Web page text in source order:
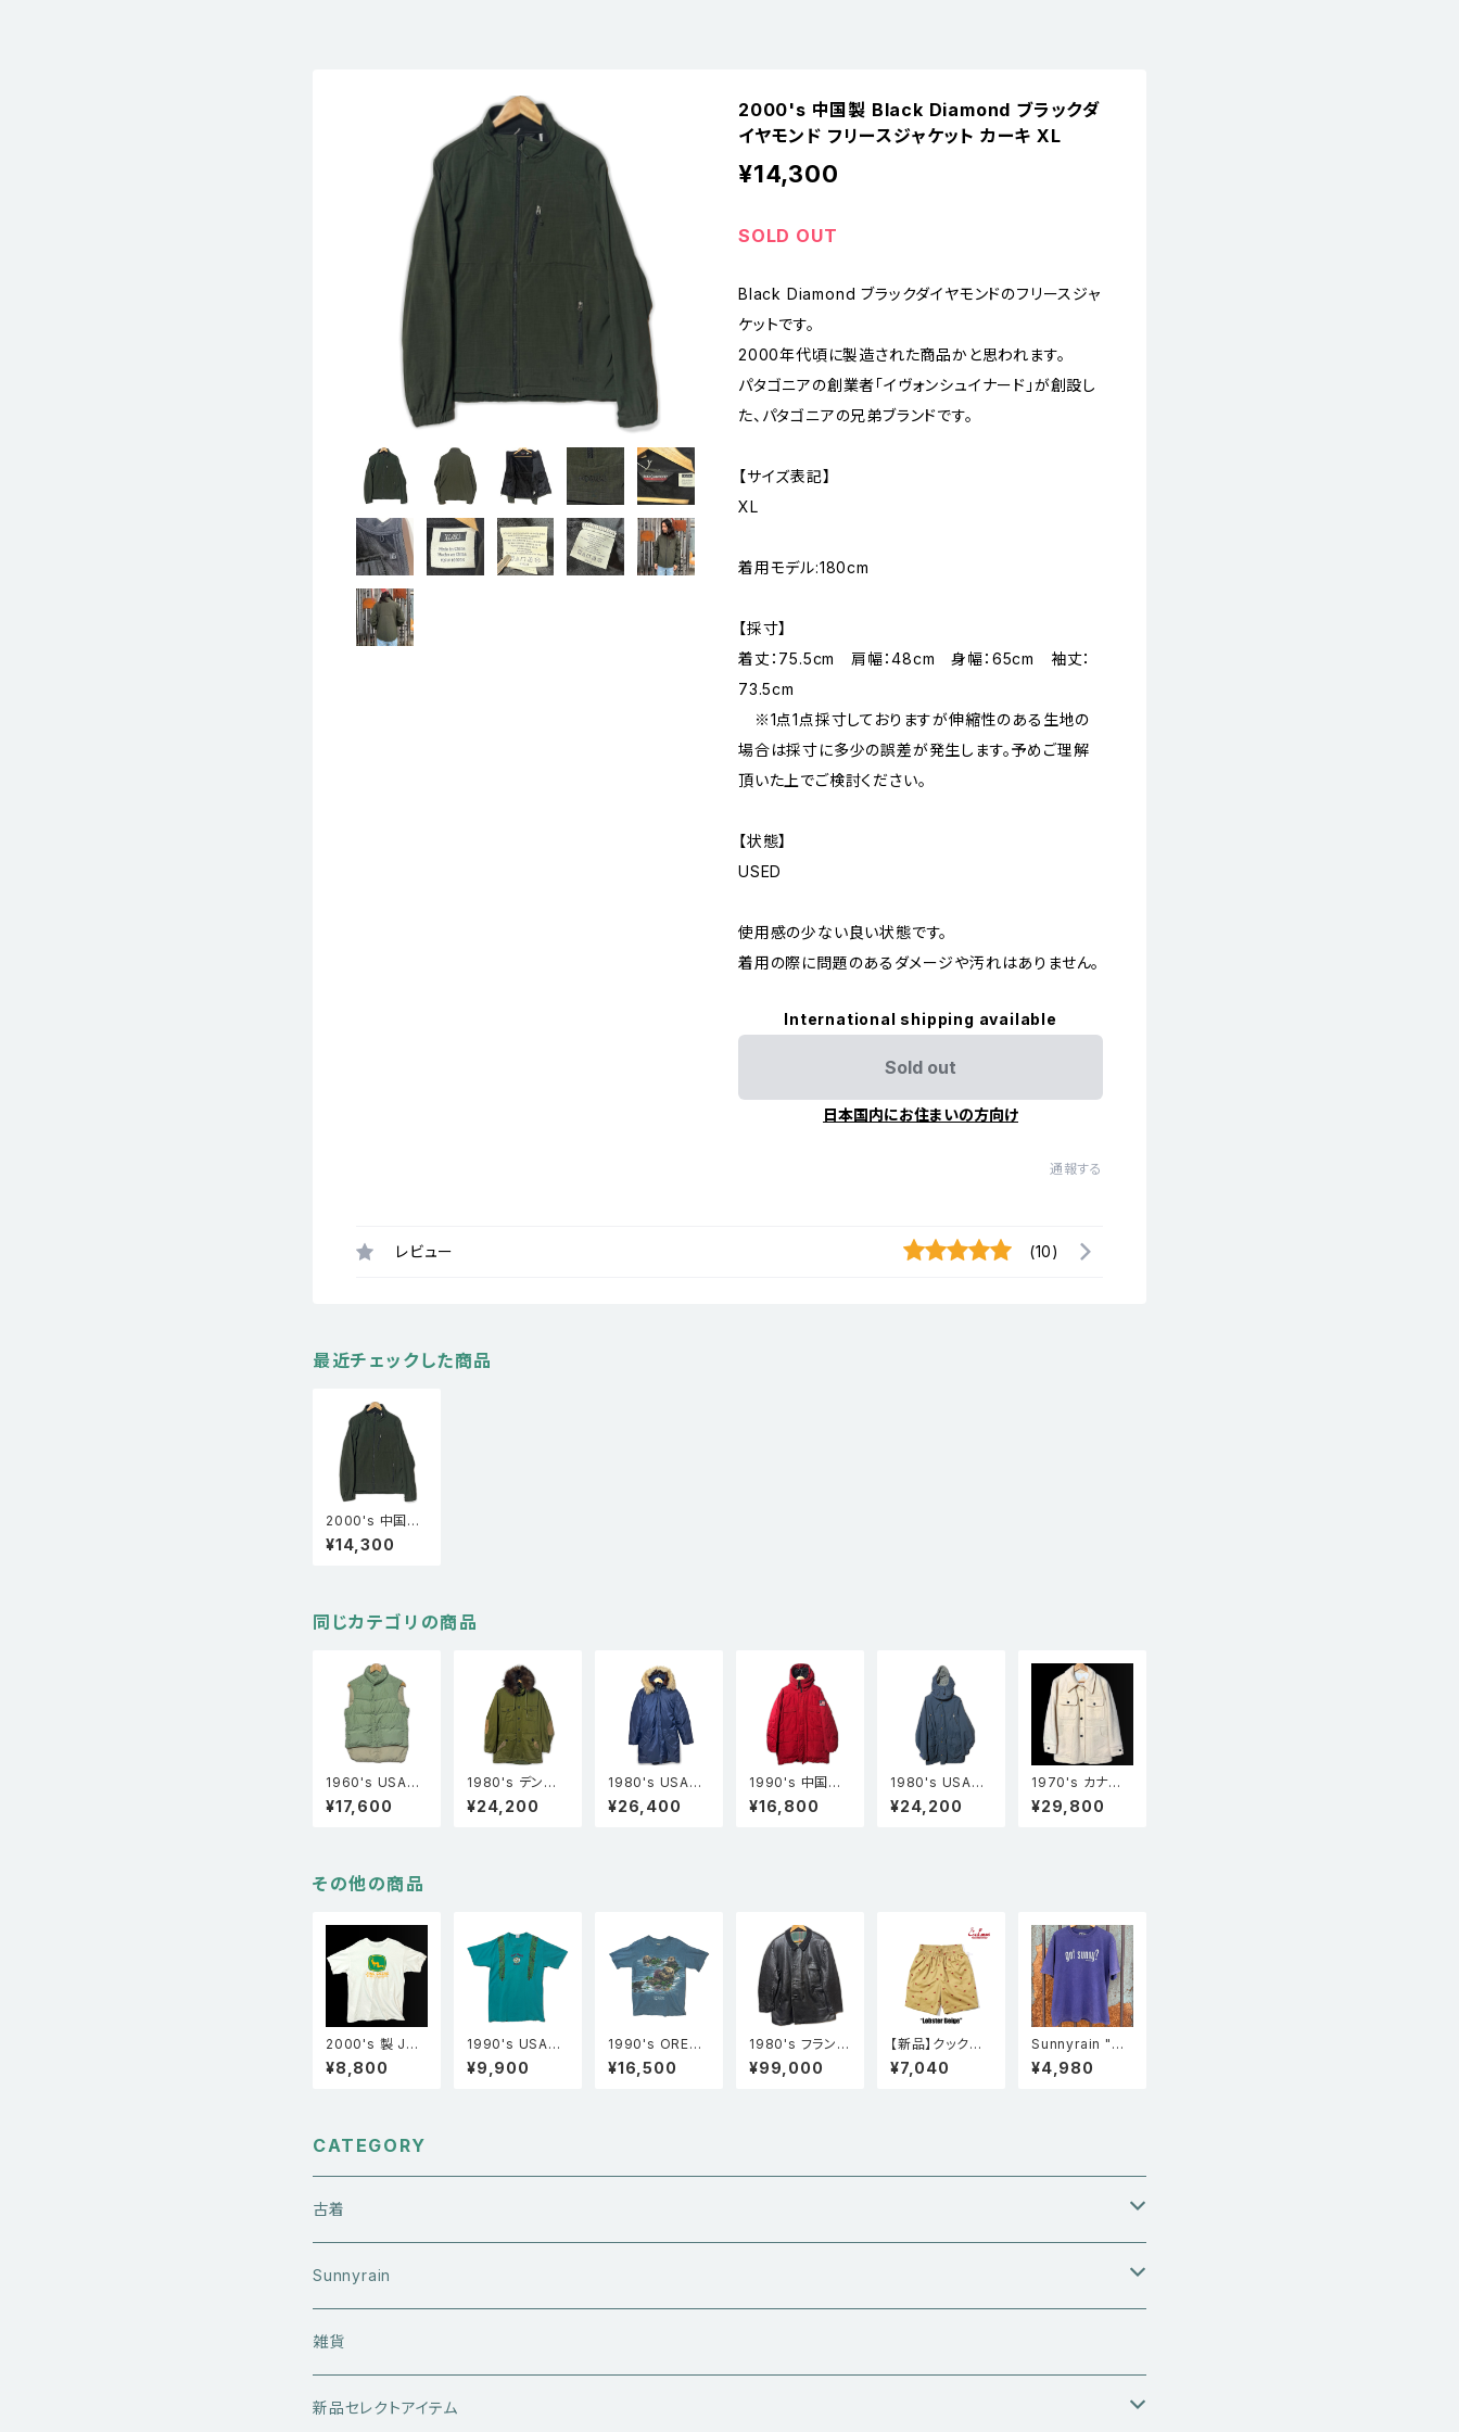
2000's 中国製 Black Diamond ブラックダ
イヤモンド フリースジャケット カーキ XL
¥14,300
SOLD OUT
Black Diamond ブラックダイヤモンドのフリースジャ
ケットです。
2000年代頃に製造された商品かと思われます。
パタゴニアの創業者「イヴォンシュイナード」が創設し
た、パタゴニアの兄弟ブランドです。
【サイズ表記】
XL
着用モデル:180cm
【採寸】
着丈：75.5cm 肩幅：48cm 身幅：65cm 袖丈：
73.5cm
※1点1点採寸しておりますが伸縮性のある生地の
場合は採寸に多少の誤差が発生します。予めご理解
頂いた上でご検討ください。
【状態】
USED
使用感の少ない良い状態です。
着用の際に問題のあるダメージや汚れはありません。
International shipping available
Sold out
日本国内にお住まいの方向け
通報する
レビュー (10)
最近チェックした商品
2000's 中国製
Black Diamon
d ブラックダイヤ
¥14,300
同じカテゴリの商品
1960's USA製
Comfy コンフィ
ー リバーシブル
¥17,600
1980's デンマ
ーク製 Bison リ
アルファー トレ
¥24,200
1980's USA製
Glacier Zone
コヨーテファー
¥26,400
1990's 中国製
POLO JEANS
ポロジーンズ ダ
¥16,800
1980's USA製
L.L.Bean エル
エルビーン MAI
¥24,200
1970's カナダ
製 HUDSON'S
BAY ハドソンズ
¥29,800
その他の商品
2000's 製 JAN
E DEERE John
deere ジョンデ
¥8,800
1990's USA製
JERZEES ジャ
ージーズ Merri
¥9,900
1990's OREG
ON COAST A
QUARIUM ラッ
¥16,500
1980's フランス
製 GVF EDF83
ウール襟コルビ
¥99,000
【新品】クックマ
ン Cookman シ
ェフパンツ Chef
¥7,040
Sunnyrain "Go
t Sunny?" 半袖
シングルステッチ
¥4,980
CATEGORY
古着
アウターウエア
ライダースジャケット
レザーアウター
トップス
セーター・ニットウエア
ボトムス
Sunnyrain
Tシャツ
タンクトップ
雑貨
新品セレクトアイテム